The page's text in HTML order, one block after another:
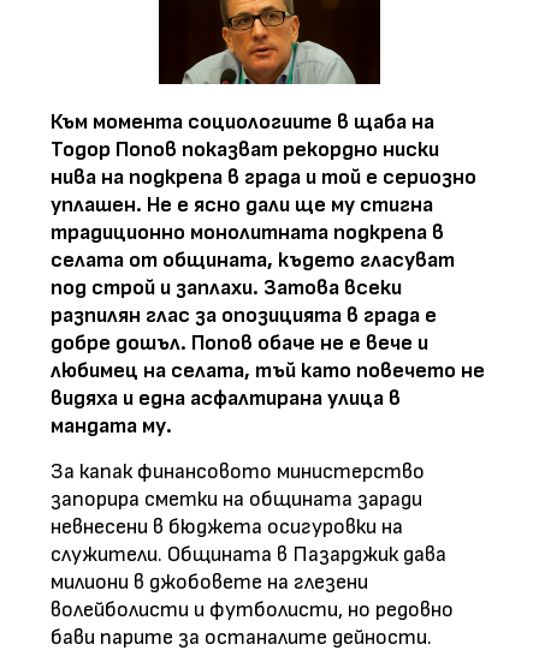
Към момента социологиите в щаба на
Тодор Попов показват рекордно ниски
нива на подкрепа в града и той е сериозно
уплашен. Не е ясно дали ще му стигна
традиционно монолитната подкрепа в
селата от общината, където гласуват
под строй и заплахи. Затова всеки
разпилян глас за опозицията в града е
добре дошъл. Попов обаче не е вече и
любимец на селата, тъй като повечето не
видяха и една асфалтирана улица в
мандата му.
За капак финансовото министерство
запорира сметки на общината заради
невнесени в бюджета осигуровки на
служители. Общината в Пазарджик дава
милиони в джобовете на глезени
волейболисти и футболисти, но редовно
бави парите за останалите дейности.